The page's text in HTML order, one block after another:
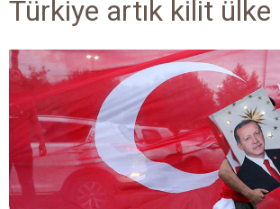
Türkiye artık kilit ülke